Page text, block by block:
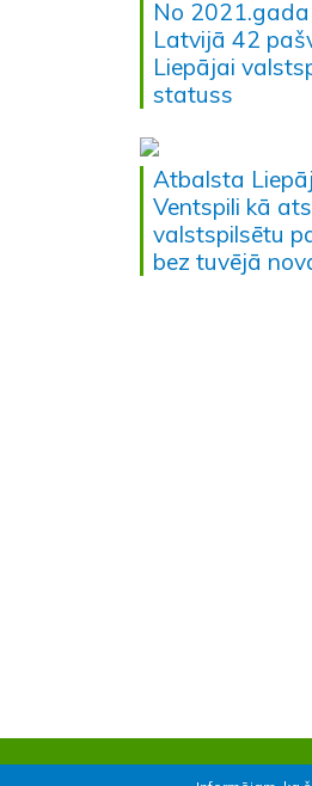
No
Latvijā 42
Liepājai
statuss
Atbalsta
Ventspili kā
valstspilsētu
bez tuvējā